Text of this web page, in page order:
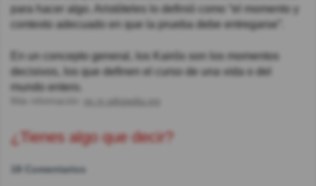
para hacer algo. Aristóteles lo definió como “el momento y
contexto adecuado en que la prueba debe entregarse”.
En un concepto general, los Kairós son los momentos
decisivos, los que definen el curso de una vida o del
mundo entero.
es.m.wikipedia.org
¿Tienes algo que decir?
18 Comentarios